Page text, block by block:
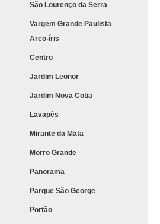
São Lourenço da Serra
Vargem Grande Paulista
Arco-íris
Centro
Jardim Leonor
Jardim Nova Cotia
Lavapés
Mirante da Mata
Morro Grande
Panorama
Parque São George
Portão